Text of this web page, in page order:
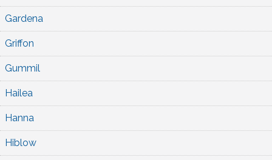
Gardena
Griffon
Gummil
Hailea
Hanna
Hiblow